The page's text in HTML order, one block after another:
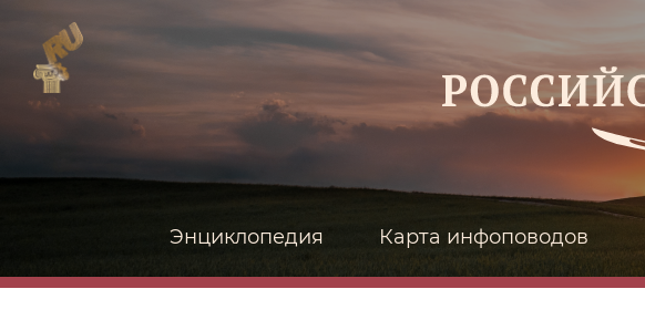
Энциклопедия Карта инфоповодов